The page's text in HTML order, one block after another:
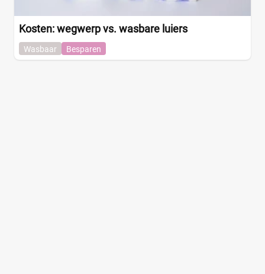
Kosten: wegwerp vs. wasbare luiers
Wasbaar Besparen